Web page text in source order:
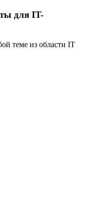
для IT-
теме из области IT